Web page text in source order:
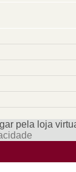
pela loja